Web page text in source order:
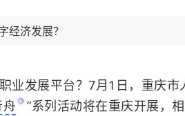
经济发展？
业发展平台？7月1日，重庆市
”系列活动将在重庆开展，